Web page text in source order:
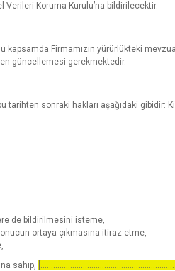
Koruma Kurulu’na bildirilecektir.
kapsamda Firmamızın yürürlükteki
güncellemesi gerekmektedir.
sonraki hakları aşağıdaki gibidir:
de bildirilmesini isteme,
ortaya çıkmasına itiraz etme,
sahip,